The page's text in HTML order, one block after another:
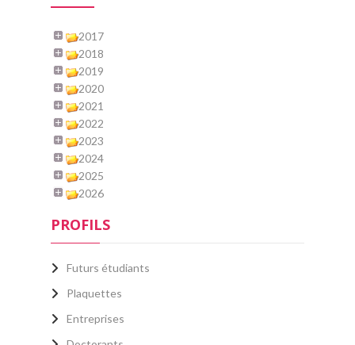
2017
2018
2019
2020
2021
2022
2023
2024
2025
2026
PROFILS
Futurs étudiants
Plaquettes
Entreprises